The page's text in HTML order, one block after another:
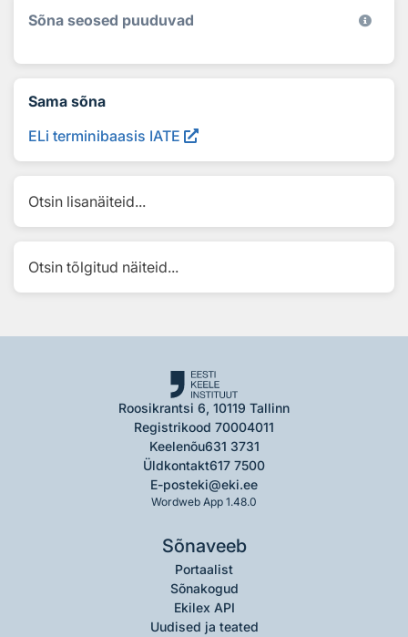
Sõna seosed puuduvad
Sama sõna
ELi terminibaasis IATE
Otsin lisanäiteid...
Otsin tõlgitud näiteid...
Roosikrantsi 6, 10119 Tallinn
Registrikood 70004011
Keelenõu631 3731
Üldkontakt617 7500
E-posteki@eki.ee
Wordweb App 1.48.0
Sõnaveeb
Portaalist
Sõnakogud
Ekilex API
Uudised ja teated